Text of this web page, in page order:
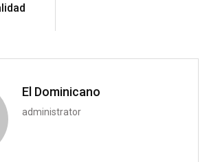
El Dominicano
administrator